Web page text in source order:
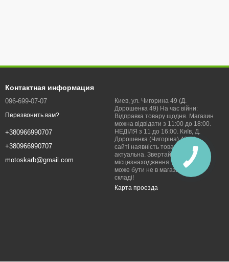
Контактная информация
096-699-07-07
Перезвонить вам?
+380966990707
+380966990707
motoskarb@gmail.com
Киев, ул. Чигорина 49 (Д.
Дорошенка 49) На час війни:
Відправка товару щодня. Магазин
можна відвідати з 11:00 до 18:00.
НЕДІЛЯ з 11 до 16:00. Київ, Д.
Дорошенка (Чигоріна) 49. На
сайті наявність товарів
актуальна. Звертайте увагу на
місцезнаходження товару, щось
може бути не в магазині, а на
складі!
Карта проезда